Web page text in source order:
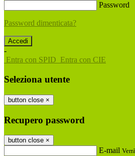
Password
Password dimenticata?
-
Entra con SPID Entra con CIE
Seleziona utente
button close ×
Recupero password
button close ×
E-mail